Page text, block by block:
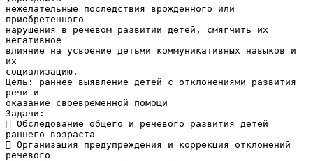
нежелательные последствия врожденного или
приобретенного
нарушения в речевом развитии детей, смягчить их
негативное
влияние на усвоение детьми коммуникативных навыков и
их
социализацию.
Цель: раннее выявление детей с отклонениями развития
речи и
оказание своевременной помощи
Задачи:
 Обследование общего и речевого развития детей
раннего возраста
 Организация предупреждения и коррекция отклонений
речевого